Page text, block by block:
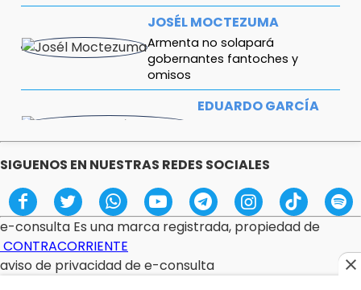
JOSÉL MOCTEZUMA
Armenta no solapará
gobernantes fantoches y
omisos
EDUARDO GARCÍA
Intervención en México
CHAROLET
Descasadas y
arrepentidas
SIGUENOS EN NUESTRAS REDES SOCIALES
e-consulta Es una marca registrada, propiedad de
CONTRACORRIENTE
aviso de privacidad de e-consulta